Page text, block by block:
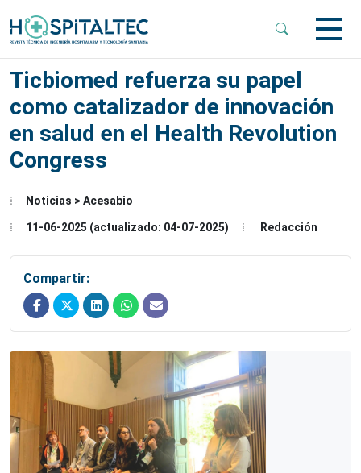
Menu
Menu
Menu
Ticbiomed refuerza su papel
como catalizador de innovación
en salud en el Health Revolution
Congress
Noticias > Acesabio
11-06-2025 (actualizado: 04-07-2025) Redacción
Compartir: